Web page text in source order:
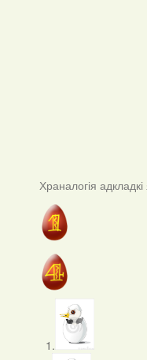
Храналогія
1.